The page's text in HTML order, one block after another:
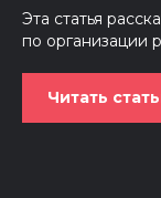
Эта статья
по организации
Читать